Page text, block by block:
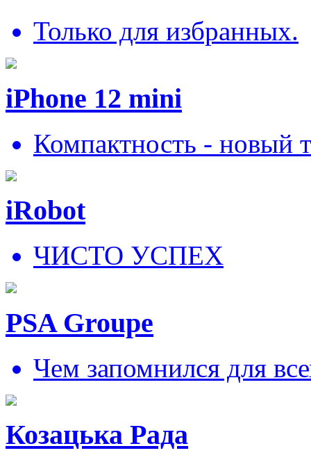
Только для избранных.
iPhone 12 mini
Компактность - новый
iRobot
ЧИСТО УСПЕХ
PSA Groupe
Чем запомнился для
Козацька Рада